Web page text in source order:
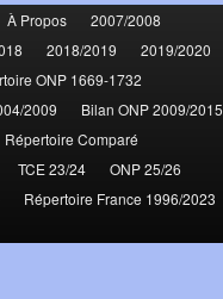
À Propos
2007/2008
2018/2019
2019/2020
ONP 1669-1732
2009
Bilan ONP 2009/2015
Répertoire Comparé
TCE 23/24
ONP 25/26
Répertoire France 1996/2023